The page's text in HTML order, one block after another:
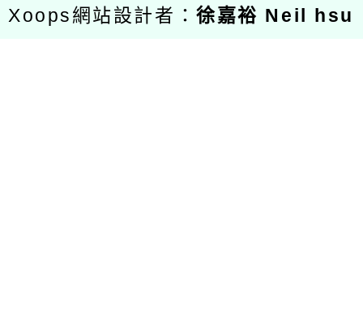
Xoops網站設計者：徐嘉裕 Neil hsu